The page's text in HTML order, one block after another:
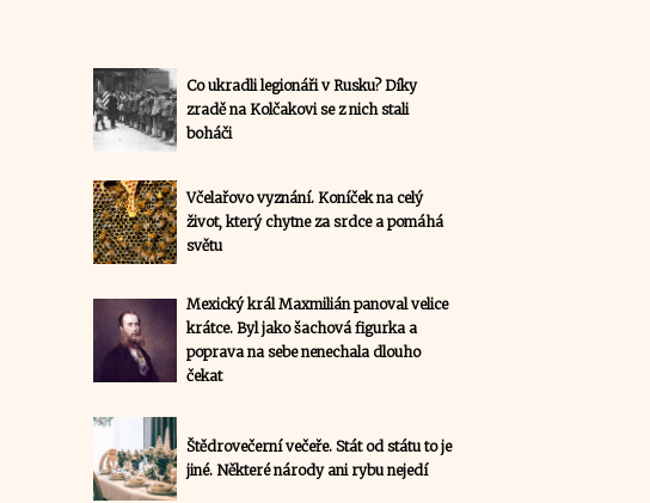
Co ukradli legionáři v Rusku? Díky
zradě na Kolčakovi se z nich stali
boháči
Včelařovo vyznání. Koníček na celý
život, který chytne za srdce a pomáhá
světu
Mexický král Maxmilián panoval velice
krátce. Byl jako šachová figurka a
poprava na sebe nenechala dlouho
čekat
Štědrovečerní večeře. Stát od státu to je
jiné. Některé národy ani rybu nejedí